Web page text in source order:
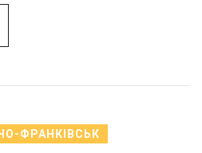
ФРАНКІВСЬК